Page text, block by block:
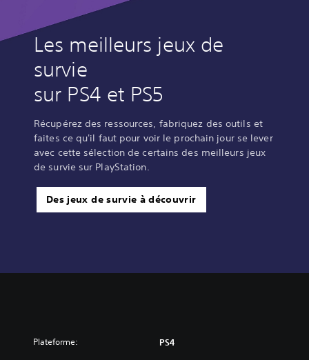
Les meilleurs jeux de
survie
sur PS4 et PS5
Récupérez des ressources, fabriquez des outils et
faites ce qu'il faut pour voir le prochain jour se lever
avec cette sélection de certains des meilleurs jeux
de survie sur PlayStation.
Des jeux de survie à découvrir
Plateforme: PS4